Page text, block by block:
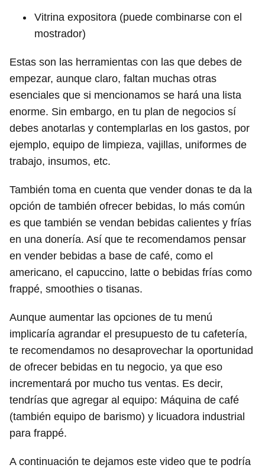
Vitrina expositora (puede combinarse con el
mostrador)
Estas son las herramientas con las que debes de
empezar, aunque claro, faltan muchas otras
esenciales que si mencionamos se hará una lista
enorme. Sin embargo, en tu plan de negocios sí
debes anotarlas y contemplarlas en los gastos, por
ejemplo, equipo de limpieza, vajillas, uniformes de
trabajo, insumos, etc.
También toma en cuenta que vender donas te da la
opción de también ofrecer bebidas, lo más común
es que también se vendan bebidas calientes y frías
en una donería. Así que te recomendamos pensar
en vender bebidas a base de café, como el
americano, el capuccino, latte o bebidas frías como
frappé, smoothies o tisanas.
Aunque aumentar las opciones de tu menú
implicaría agrandar el presupuesto de tu cafetería,
te recomendamos no desaprovechar la oportunidad
de ofrecer bebidas en tu negocio, ya que eso
incrementará por mucho tus ventas. Es decir,
tendrías que agregar al equipo: Máquina de café
(también equipo de barismo) y licuadora industrial
para frappé.
A continuación te dejamos este video que te podría